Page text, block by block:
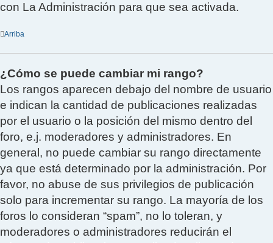
con La Administración para que sea activada.
Arriba
¿Cómo se puede cambiar mi rango?
Los rangos aparecen debajo del nombre de usuario
e indican la cantidad de publicaciones realizadas
por el usuario o la posición del mismo dentro del
foro, e.j. moderadores y administradores. En
general, no puede cambiar su rango directamente
ya que está determinado por la administración. Por
favor, no abuse de sus privilegios de publicación
solo para incrementar su rango. La mayoría de los
foros lo consideran “spam”, no lo toleran, y
moderadores o administradores reducirán el